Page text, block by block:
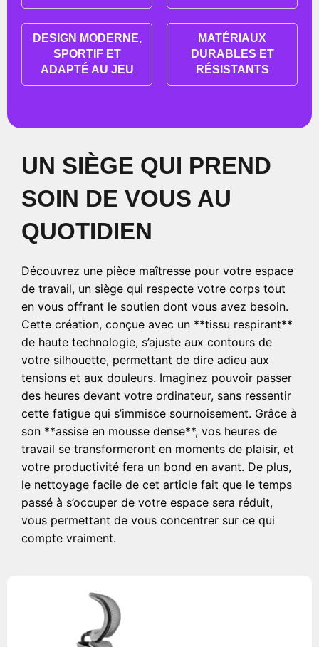
DESIGN MODERNE,
SPORTIF ET
ADAPTÉ AU JEU
MATÉRIAUX
DURABLES ET
RÉSISTANTS
UN SIÈGE QUI PREND
SOIN DE VOUS AU
QUOTIDIEN
Découvrez une pièce maîtresse pour votre espace
de travail, un siège qui respecte votre corps tout
en vous offrant le soutien dont vous avez besoin.
Cette création, conçue avec un **tissu respirant**
de haute technologie, s’ajuste aux contours de
votre silhouette, permettant de dire adieu aux
tensions et aux douleurs. Imaginez pouvoir passer
des heures devant votre ordinateur, sans ressentir
cette fatigue qui s’immisce sournoisement. Grâce à
son **assise en mousse dense**, vos heures de
travail se transformeront en moments de plaisir, et
votre productivité fera un bond en avant. De plus,
le nettoyage facile de cet article fait que le temps
passé à s’occuper de votre espace sera réduit,
vous permettant de vous concentrer sur ce qui
compte vraiment.